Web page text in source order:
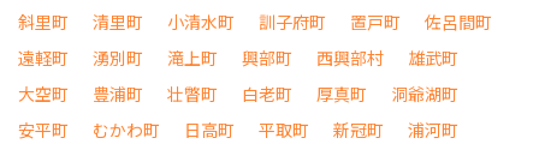
斜里町
清里町 小清水町 訓子府町 置戸町
佐呂間町
遠軽町
湧別町 滝上町 興部町 西興部村
雄武町
大空町
豊浦町 壮瞥町 白老町 厚真町
洞爺湖町
安平町
むかわ町 日高町 平取町 新冠町
浦河町